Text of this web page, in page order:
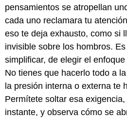
pensamientos se atropellan
cada uno reclamara tu
eso te deja exhausto, como si
invisible sobre los hombros.
simplificar, de elegir el
No tienes que hacerlo todo a
la presión interna o externa te
Permítete soltar esa
instante, y observa cómo se